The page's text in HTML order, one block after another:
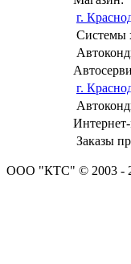
г.
Системы
г.
Заказы
ООО "КТС" © 2003 -